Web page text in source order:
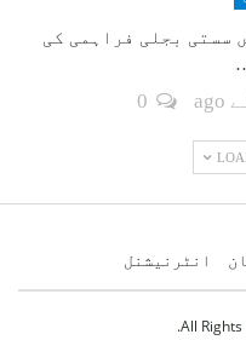
سستی بجلی فراہمی کی
انٹرنیشنل